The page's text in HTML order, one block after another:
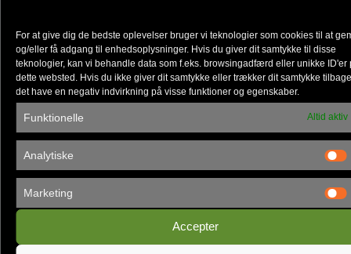
For at give dig de bedste oplevelser bruger vi teknologier som cookies til at
og/eller få adgang til enhedsoplysninger. Hvis du giver dit samtykke til disse
teknologier, kan vi behandle data som f.eks. browsingadfærd eller unikke ID'er
dette websted. Hvis du ikke giver dit samtykke eller trækker dit samtykke
det have en negativ indvirkning på visse funktioner og egenskaber.
Funktionelle Altid aktiv
Analytiske
Marketing
Accepter
Vandværket